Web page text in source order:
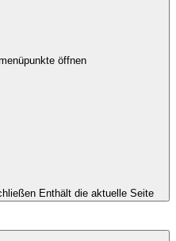
öffnen
Enthält die aktuelle Seite